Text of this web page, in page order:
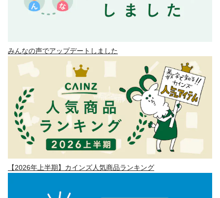
みんなの声でアップデートしました
【2026年上半期】カインズ人気商品ランキング